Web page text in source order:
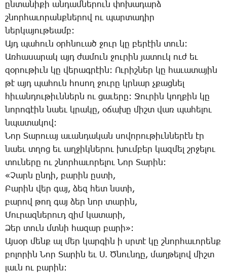
ըն­տա­նի­քի ան­դամ­նե­րուն փո­խա­դարձ
շնոր­հա­ւո­րանք­նե­րով ու պար­տա­դիր
ներ­կա­յու­թեամբ:
Այդ պա­հուն օրհ­նո­ւած ջուր կը բե­րէին տուն:
Առ­հա­սա­րակ այդ ժա­մուն ջու­րին յա­տուկ ուժ եւ
զօ­րու­թիւն կը վե­րագ­րէին: Ու­րիշ­ներ կը հա­ւա­տա­յին
թէ այդ պա­հուն հո­սող ջու­րը կրնար չքաց­նել
հի­ւան­դու­թիւն­ներն ու ցա­ւե­րը: ­Ջու­րին կող­քին կը
նո­րո­գէին նաեւ կրա­կը, օ­ճա­խը միշտ վառ պա­հե­լու
նպա­տա­կով:
­Նոր ­Տա­րո­ւայ ա­ւան­դա­կան սո­վո­րու­թիւն­նե­րէն էր
նաեւ տղոց եւ աղ­ջիկ­նե­րու խում­բեր կազ­մել շրջե­լու
տու­նե­րը ու շնոր­հա­ւո­րե­լու ­Նոր ­Տա­րին:
«­Չարն ըն­դի, բա­րին ըս­տի,
­Բա­րին վեր գայ, ձեզ հետ նստի,
բա­րով թող գայ ձեր նոր տա­րին,
­Մու­րազ­նե­րուդ զիմ կա­տա­րի,
­Ձեր տուն մտնի հա­զար բա­րի»:
Այ­սօր մենք ալ մեր կար­գին ի սրտէ կը շնոր­հա­ւո­րենք
բո­լո­րին ­Նոր ­Տա­րին եւ Ս. Ծ­նուն­դը, մաղ­թե­լով միշտ
լաւն ու բա­րին: